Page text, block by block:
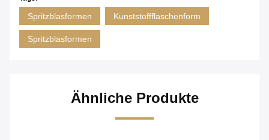
Spritzblasformen Kunststoffflaschenform
Spritzblasformen
Ähnliche Produkte